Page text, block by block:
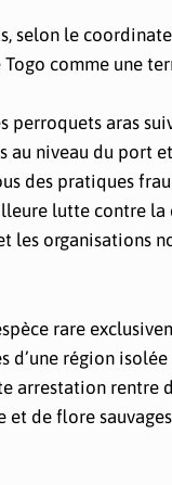
selon le
comme une
perroquets aras
niveau du port
des pratiques
lutte contre
organisations
rare
d’une région
arrestation rentre
de flore